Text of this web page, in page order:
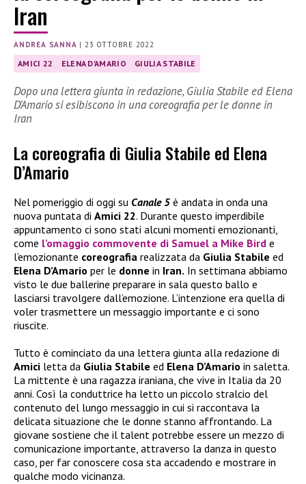
Iran
ANDREA SANNA |23 OTTOBRE 2022
AMICI 22 ELENA D'AMARIO GIULIA STABILE
Dopo una lettera giunta in redazione, Giulia Stabile ed Elena
D’Amario si esibiscono in una coreografia per le donne in
Iran
La coreografia di Giulia Stabile ed Elena
D’Amario
Nel pomeriggio di oggi su Canale 5 è andata in onda una
nuova puntata di Amici 22. Durante questo imperdibile
appuntamento ci sono stati alcuni momenti emozionanti,
come l’omaggio commovente di Samuel a Mike Bird e
l’emozionante coreografia realizzata da Giulia Stabile ed
Elena D’Amario per le donne in Iran. In settimana abbiamo
visto le due ballerine preparare in sala questo ballo e
lasciarsi travolgere dall’emozione. L’intenzione era quella di
voler trasmettere un messaggio importante e ci sono
riuscite.
Tutto è cominciato da una lettera giunta alla redazione di
Amici letta da Giulia Stabile ed Elena D’Amario in saletta.
La mittente è una ragazza iraniana, che vive in Italia da 20
anni. Così la conduttrice ha letto un piccolo stralcio del
contenuto del lungo messaggio in cui si raccontava la
delicata situazione che le donne stanno affrontando. La
giovane sostiene che il talent potrebbe essere un mezzo di
comunicazione importante, attraverso la danza in questo
caso, per far conoscere cosa sta accadendo e mostrare in
qualche modo vicinanza.